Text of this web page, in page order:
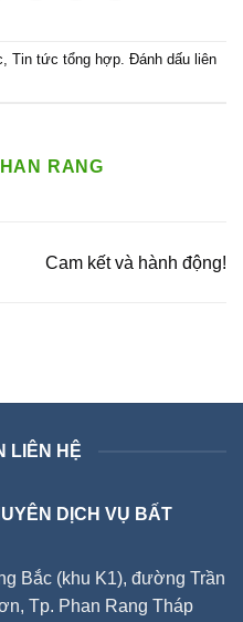
, Tin tức tổng hợp. Đánh dấu liên
RANG
Cam kết và hành động!
LIÊN HỆ
DỊCH VỤ BẤT
Bắc (khu K1), đường Trần
Tp. Phan Rang Tháp